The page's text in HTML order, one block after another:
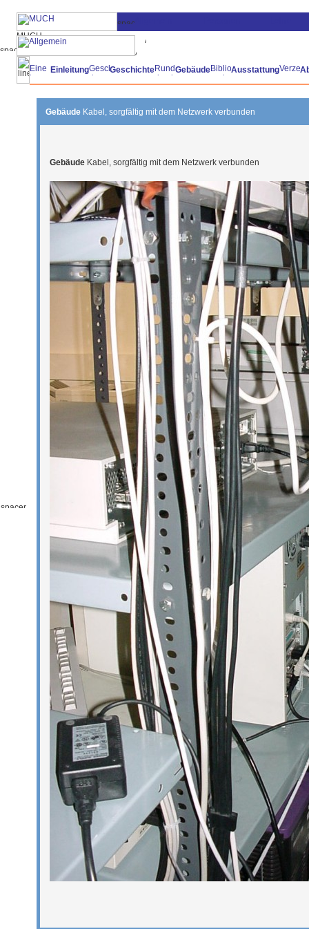
Einleitung Geschichte Gebäude Ausstattung
Gebäude Kabel, sorgfältig mit dem Netzwerk verbunden
Gebäude Kabel, sorgfältig mit dem Netzwerk verbunden